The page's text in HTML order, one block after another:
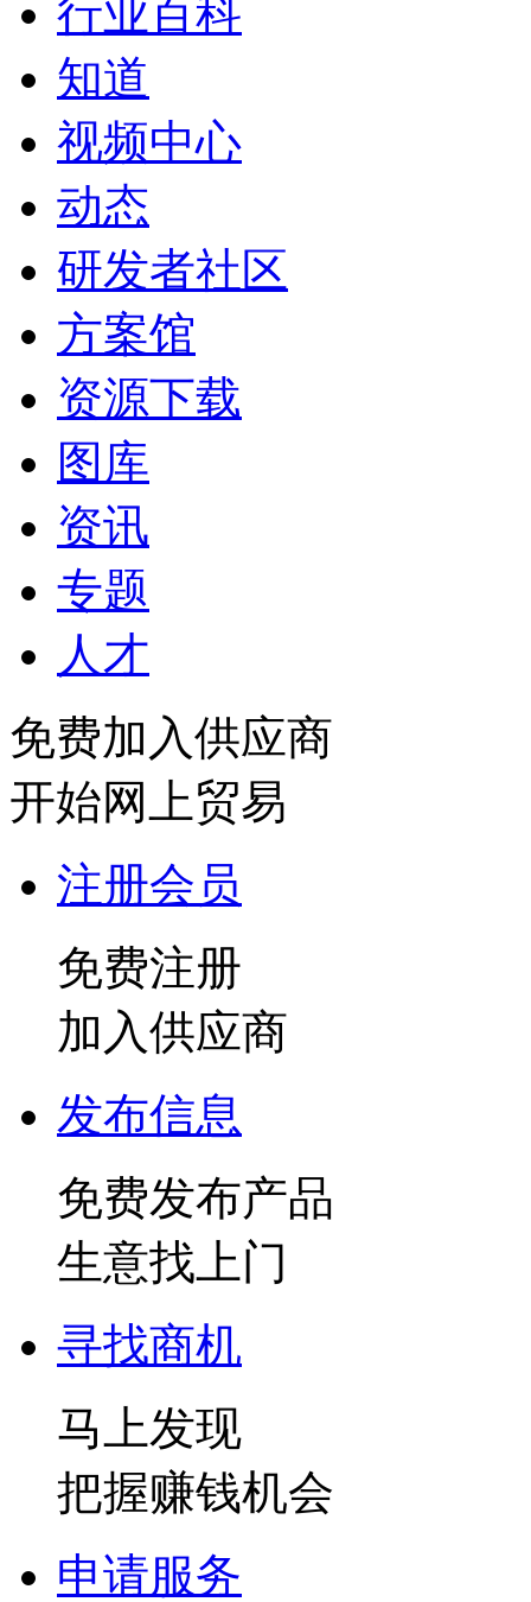
行业百科
知道
视频中心
动态
研发者社区
方案馆
资源下载
图库
资讯
专题
人才
免费加入供应商
开始网上贸易
注册会员
免费注册
加入供应商
发布信息
免费发布产品
生意找上门
寻找商机
马上发现
把握赚钱机会
申请服务